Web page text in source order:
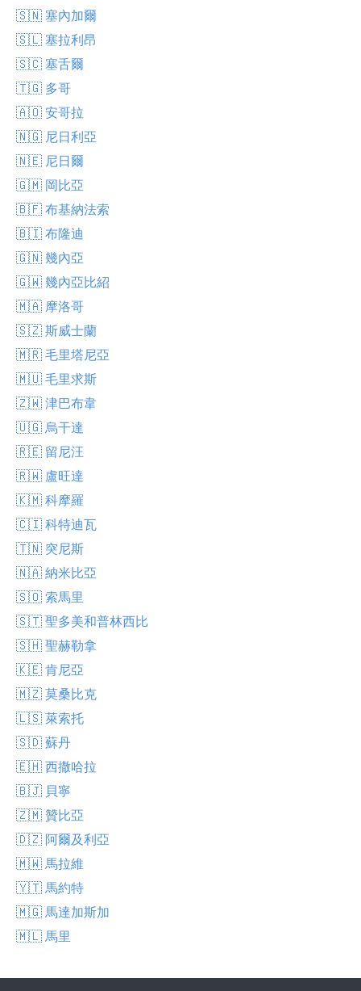
🇸🇳 塞內加爾
🇸🇱 塞拉利昂
🇸🇨 塞舌爾
🇹🇬 多哥
🇦🇴 安哥拉
🇳🇬 尼日利亞
🇳🇪 尼日爾
🇬🇲 岡比亞
🇧🇫 布基納法索
🇧🇮 布隆迪
🇬🇳 幾內亞
🇬🇼 幾內亞比紹
🇲🇦 摩洛哥
🇸🇿 斯威士蘭
🇲🇷 毛里塔尼亞
🇲🇺 毛里求斯
🇿🇼 津巴布韋
🇺🇬 烏干達
🇷🇪 留尼汪
🇷🇼 盧旺達
🇰🇲 科摩羅
🇨🇮 科特迪瓦
🇹🇳 突尼斯
🇳🇦 納米比亞
🇸🇴 索馬里
🇸🇹 聖多美和普林西比
🇸🇭 聖赫勒拿
🇰🇪 肯尼亞
🇲🇿 莫桑比克
🇱🇸 萊索托
🇸🇩 蘇丹
🇪🇭 西撒哈拉
🇧🇯 貝寧
🇿🇲 贊比亞
🇩🇿 阿爾及利亞
🇲🇼 馬拉維
🇾🇹 馬約特
🇲🇬 馬達加斯加
🇲🇱 馬里